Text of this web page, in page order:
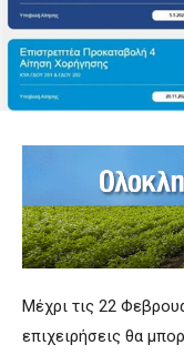
Μέχρι τις 22
επιχειρήσεις θα